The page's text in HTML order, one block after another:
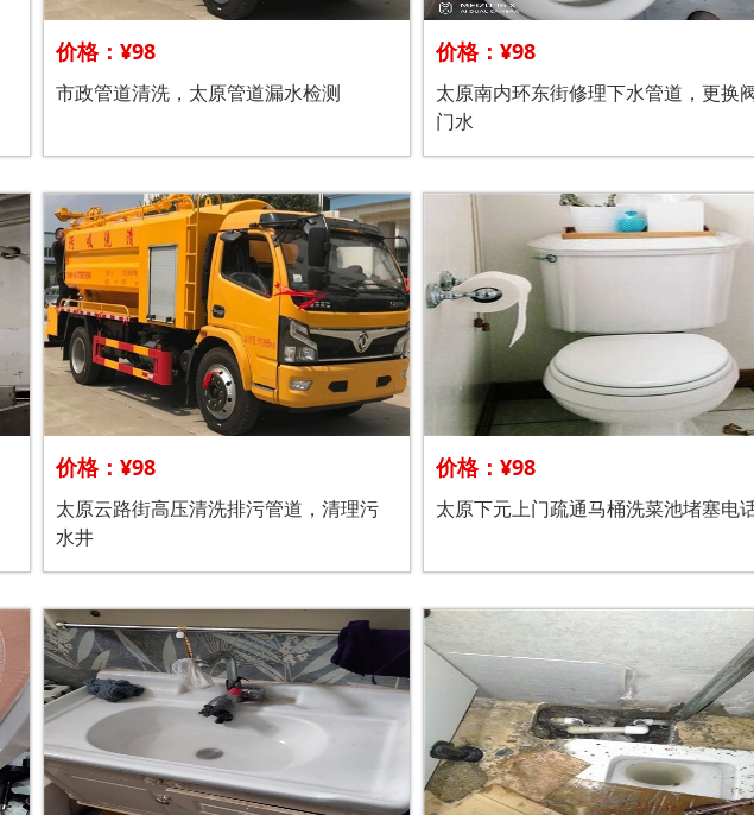
价格：¥98
市政管道清洗，太原管道漏水检测
价格：¥98
太原南内环东街修理下水管道，更换
门水
价格：¥98
太原云路街高压清洗排污管道，清理污
水井
价格：¥98
太原下元上门疏通马桶洗菜池堵塞电